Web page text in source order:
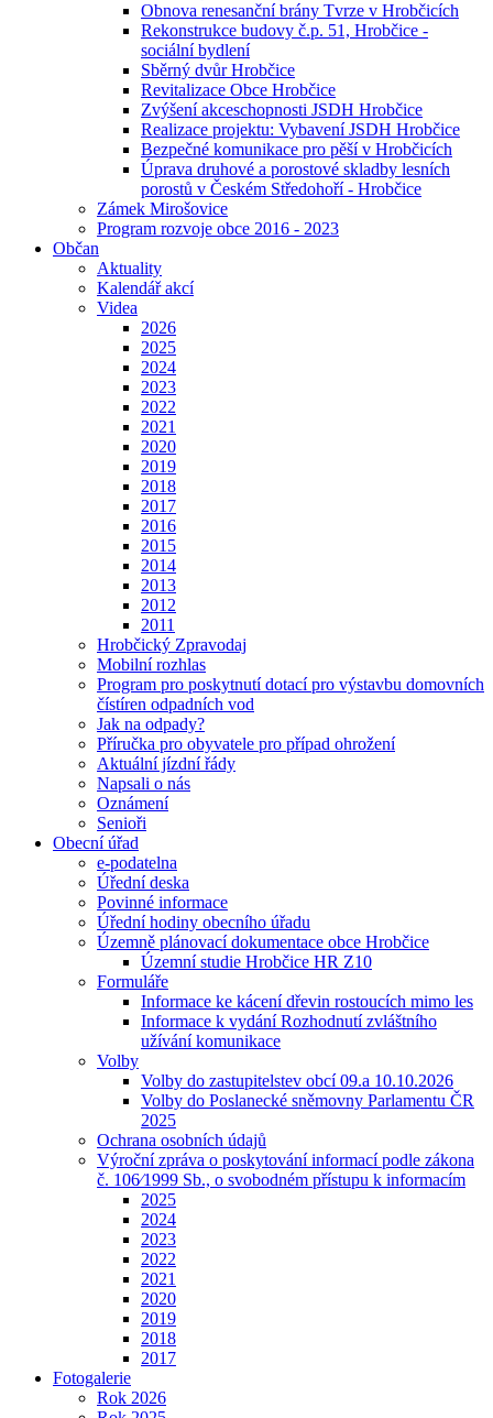
Obnova renesanční brány Tvrze v Hrobčicích
Rekonstrukce budovy č.p. 51, Hrobčice -
sociální bydlení
Sběrný dvůr Hrobčice
Revitalizace Obce Hrobčice
Zvýšení akceschopnosti JSDH Hrobčice
Realizace projektu: Vybavení JSDH Hrobčice
Bezpečné komunikace pro pěší v Hrobčicích
Úprava druhové a porostové skladby lesních
porostů v Českém Středohoří - Hrobčice
Zámek Mirošovice
Program rozvoje obce 2016 - 2023
Občan
Aktuality
Kalendář akcí
Videa
2026
2025
2024
2023
2022
2021
2020
2019
2018
2017
2016
2015
2014
2013
2012
2011
Hrobčický Zpravodaj
Mobilní rozhlas
Program pro poskytnutí dotací pro výstavbu domovních
čístíren odpadních vod
Jak na odpady?
Příručka pro obyvatele pro případ ohrožení
Aktuální jízdní řády
Napsali o nás
Oznámení
Senioři
Obecní úřad
e-podatelna
Úřední deska
Povinné informace
Úřední hodiny obecního úřadu
Územně plánovací dokumentace obce Hrobčice
Územní studie Hrobčice HR Z10
Formuláře
Informace ke kácení dřevin rostoucích mimo les
Informace k vydání Rozhodnutí zvláštního
užívání komunikace
Volby
Volby do zastupitelstev obcí 09.a 10.10.2026
Volby do Poslanecké sněmovny Parlamentu ČR
2025
Ochrana osobních údajů
Výroční zpráva o poskytování informací podle zákona
č. 106⁄1999 Sb., o svobodném přístupu k informacím
2025
2024
2023
2022
2021
2020
2019
2018
2017
Fotogalerie
Rok 2026